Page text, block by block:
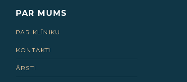
PAR MUMS
PAR KLĪNIKU
KONTAKTI
ĀRSTI